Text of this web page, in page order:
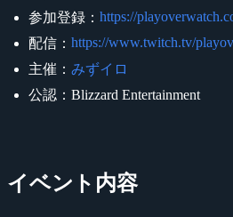
参加登録： https://
配信： https://www.twitch.tv/
主催： みずイロ
公認：Blizzard Entertainment
イベント内容